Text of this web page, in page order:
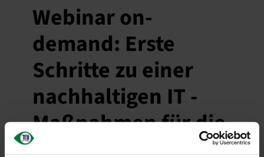
Webinar on-
demand: Erste
Schritte zu einer
nachhaltigen IT -
Maßnahmen für die
Beschaffung